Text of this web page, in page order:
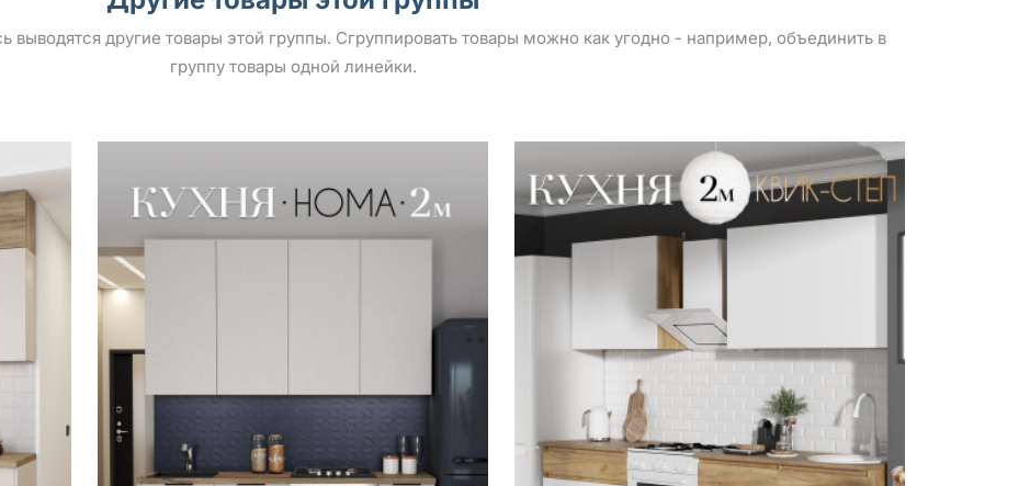
выводятся другие товары этой группы. Сгруппировать товары можно как угодно - например, объединить в
группу товары одной линейки.